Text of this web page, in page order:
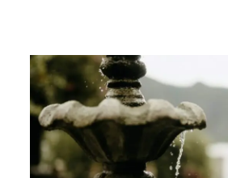
BLOG
CONTACTO